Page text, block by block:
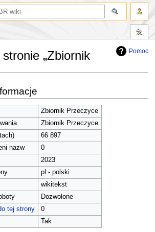
Pomoc
„Zbiornik
Zbiornik Przeczyce
Zbiornik Przeczyce
66 897
nazw
0
2023
pl - polski
wikitekst
Dozwolone
tej strony
0
Tak